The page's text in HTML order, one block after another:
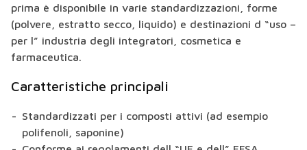
prima è disponibile in varie standardizzazioni, forme
(polvere, estratto secco, liquido) e destinazioni d “uso –
per l” industria degli integratori, cosmetica e
farmaceutica.
Caratteristiche principali
Standardizzati per i composti attivi (ad esempio
polifenoli, saponine)